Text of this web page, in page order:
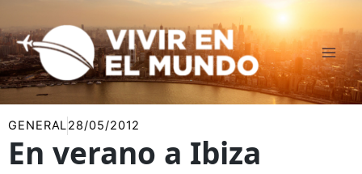
al
contenido
GENERAL28/05/2012
En verano a Ibiza